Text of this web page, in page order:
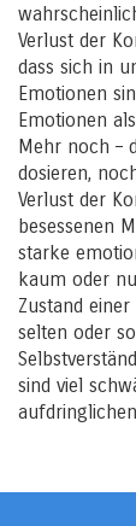
Verlust der
dass sich in
Emotionen
Emotionen
Mehr noch –
dosieren,
Verlust der
besessenen
starke
kaum oder
Zustand
selten oder
sind viel